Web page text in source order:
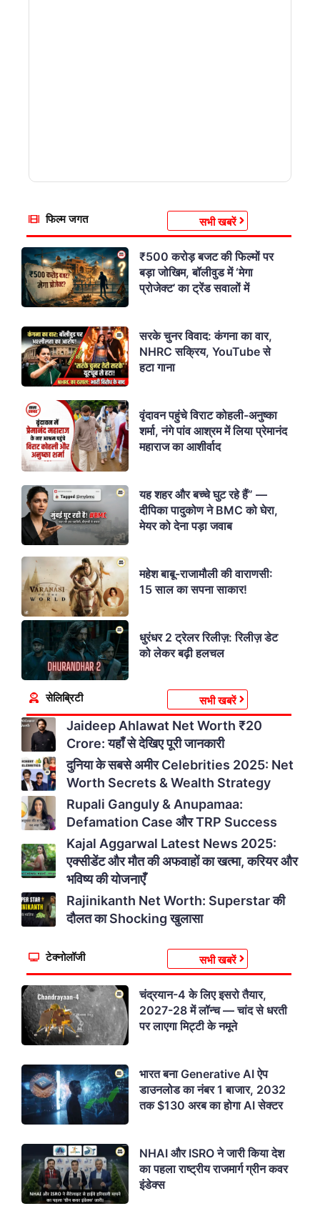
फिल्म जगत सभी खबरें
₹500 करोड़ बजट की फिल्मों पर
बड़ा जोखिम, बॉलीवुड में ‘मेगा
प्रोजेक्ट’ का ट्रेंड सवालों में
सरके चुनर विवाद: कंगना का वार,
NHRC सक्रिय, YouTube से
हटा गाना
वृंदावन पहुंचे विराट कोहली-अनुष्का
शर्मा, नंगे पांव आश्रम में लिया प्रेमानंद
महाराज का आशीर्वाद
यह शहर और बच्चे घुट रहे हैं” —
दीपिका पादुकोण ने BMC को घेरा,
मेयर को देना पड़ा जवाब
महेश बाबू-राजामौली की वाराणसी:
15 साल का सपना साकार!
धुरंधर 2 ट्रेलर रिलीज़: रिलीज़ डेट
को लेकर बढ़ी हलचल
सेलिब्रिटी सभी खबरें
Jaideep Ahlawat Net Worth ₹20
Crore: यहाँ से देखिए पूरी जानकारी
दुनिया के सबसे अमीर Celebrities 2025: Net
Worth Secrets & Wealth Strategy
Rupali Ganguly & Anupamaa:
Defamation Case और TRP Success
Kajal Aggarwal Latest News 2025:
एक्सीडेंट और मौत की अफवाहों का खत्मा, करियर और
भविष्य की योजनाएँ
Rajinikanth Net Worth: Superstar की
दौलत का Shocking खुलासा
टेक्नोलॉजी सभी खबरें
चंद्रयान-4 के लिए इसरो तैयार,
2027-28 में लॉन्च — चांद से धरती
पर लाएगा मिट्टी के नमूने
भारत बना Generative AI ऐप
डाउनलोड का नंबर 1 बाजार, 2032
तक $130 अरब का होगा AI सेक्टर
NHAI और ISRO ने जारी किया देश
का पहला राष्ट्रीय राजमार्ग ग्रीन कवर
इंडेक्स